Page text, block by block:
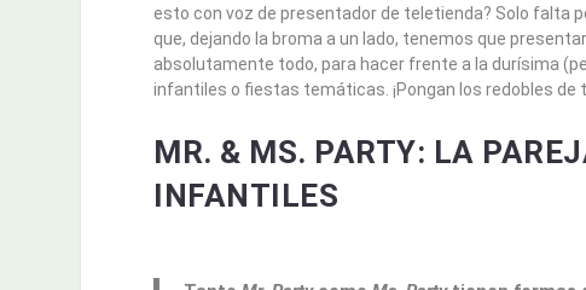
esto con voz de presentador de teletienda? Solo falta
que, dejando la broma a un lado, tenemos que
absolutamente todo, para hacer frente a la durísima
infantiles o fiestas temáticas. ¡Pongan los redobles de
MR. & MS. PARTY: LA
INFANTILES